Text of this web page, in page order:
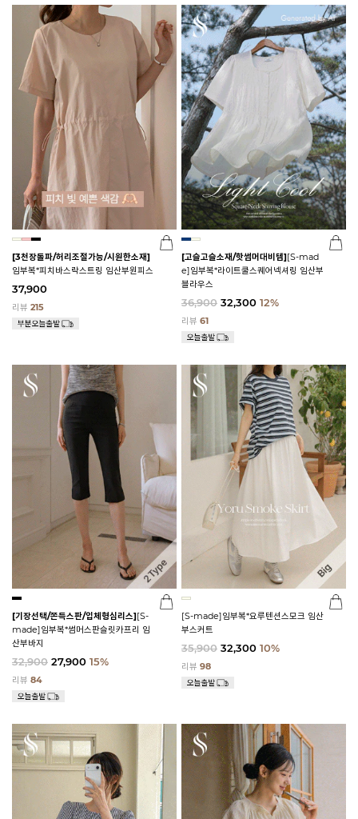
[3천장돌파/허리조절가능/시원한소재]
임부복*피치바스락스트링 임산부원피스
37,900
리뷰 215
[고슬고슬소재/핫썸머대비템][S-mad
e]임부복*라이트쿨스퀘어넥셔링 임산부
블라우스
36,900 32,300 12%
리뷰 61
[기장선택/쫀득스판/입체형심리스][S-
made]임부복*썸머스판슬릿카프리 임
산부바지
32,900 27,900 15%
리뷰 84
[S-made]임부복*요루텐션스모크 임산
부스커트
35,900 32,300 10%
리뷰 98